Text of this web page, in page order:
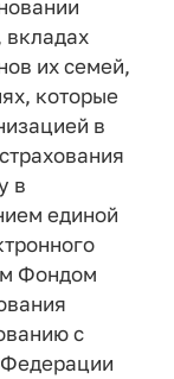
вкладах
их семей,
которые
в
в
единой
Фондом
с